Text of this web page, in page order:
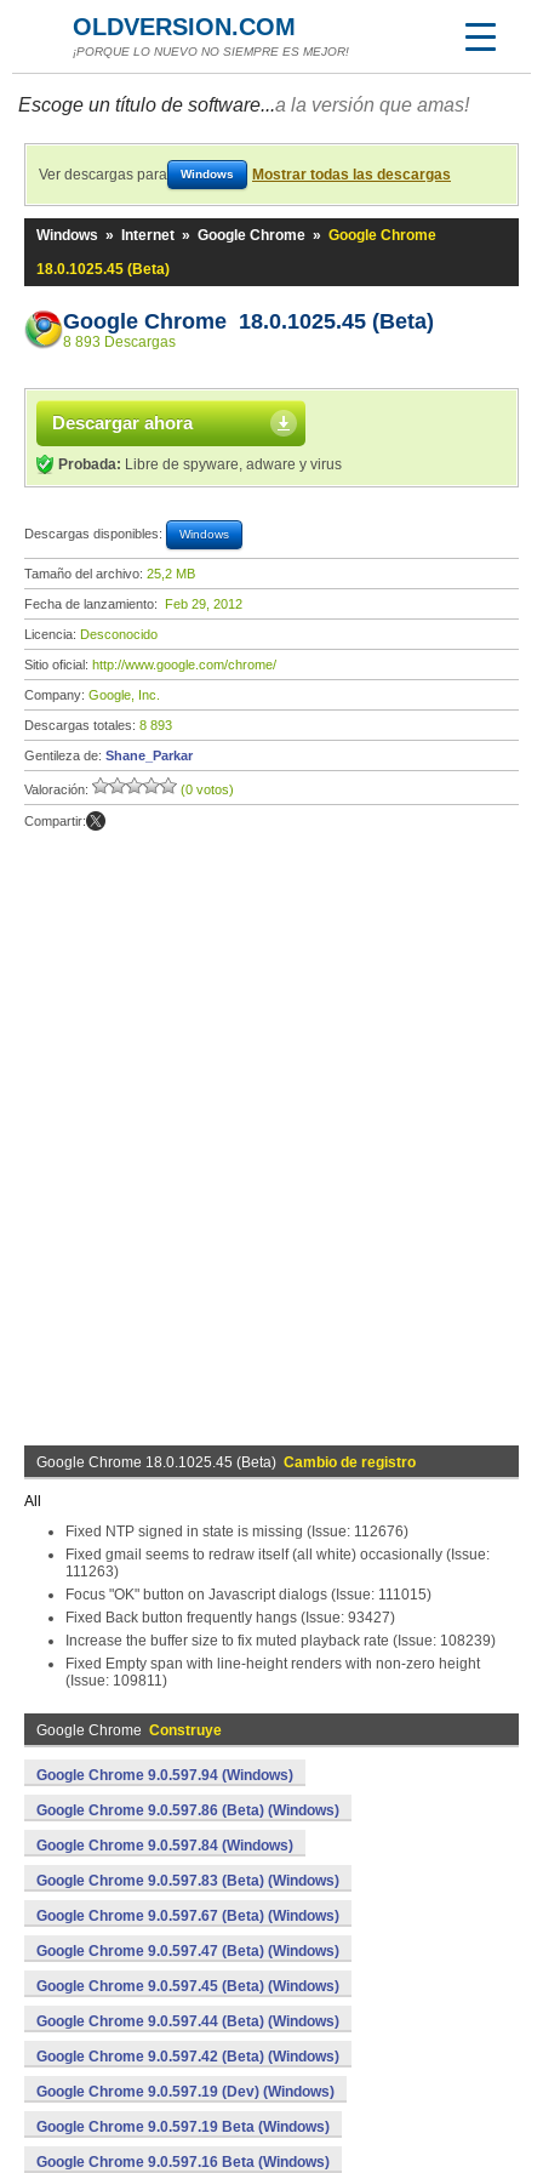
OLDVERSION.COM
¡PORQUE LO NUEVO NO SIEMPRE ES MEJOR!
Escoge un título de software...a la versión que amas!
Ver descargas para Windows Mostrar todas las descargas
Windows » Internet » Google Chrome » Google Chrome
18.0.1025.45 (Beta)
Google Chrome 18.0.1025.45 (Beta)
8 893 Descargas
Descargar ahora
Probada: Libre de spyware, adware y virus
Descargas disponibles: Windows
Tamaño del archivo: 25,2 MB
Fecha de lanzamiento: Feb 29, 2012
Licencia: Desconocido
Sitio oficial: http://www.google.com/chrome/
Company: Google, Inc.
Descargas totales: 8 893
Gentileza de: Shane_Parkar
Valoración: (0 votos)
Compartir:
Google Chrome 18.0.1025.45 (Beta) Cambio de registro
All
Fixed NTP signed in state is missing (Issue: 112676)
Fixed gmail seems to redraw itself (all white) occasionally (Issue:
111263)
Focus "OK" button on Javascript dialogs (Issue: 111015)
Fixed Back button frequently hangs (Issue: 93427)
Increase the buffer size to fix muted playback rate (Issue: 108239)
Fixed Empty span with line-height renders with non-zero height
(Issue: 109811)
Google Chrome Construye
Google Chrome 9.0.597.94 (Windows)
Google Chrome 9.0.597.86 (Beta) (Windows)
Google Chrome 9.0.597.84 (Windows)
Google Chrome 9.0.597.83 (Beta) (Windows)
Google Chrome 9.0.597.67 (Beta) (Windows)
Google Chrome 9.0.597.47 (Beta) (Windows)
Google Chrome 9.0.597.45 (Beta) (Windows)
Google Chrome 9.0.597.44 (Beta) (Windows)
Google Chrome 9.0.597.42 (Beta) (Windows)
Google Chrome 9.0.597.19 (Dev) (Windows)
Google Chrome 9.0.597.19 Beta (Windows)
Google Chrome 9.0.597.16 Beta (Windows)